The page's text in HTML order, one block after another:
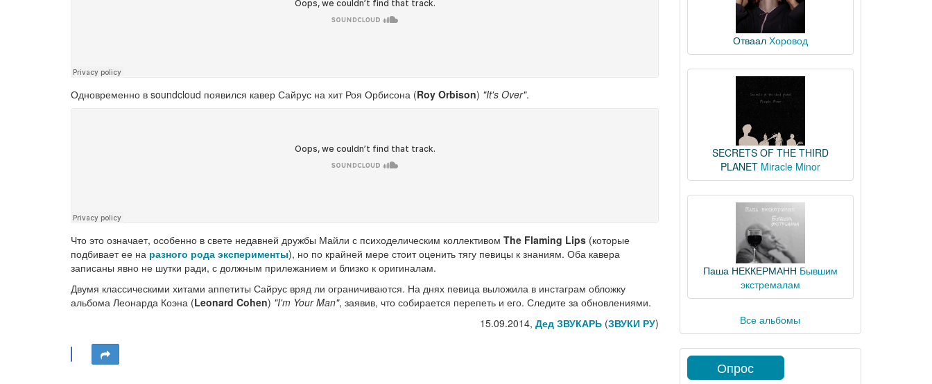
Одновременно в soundcloud появился кавер Сайрус на хит Роя Орбисона (Roy Orbison) "It's Over".
Что это означает, особенно в свете недавней дружбы Майли с психоделическим коллективом The Flaming Lips (которые
подбивает ее на разного рода эксперименты), но по крайней мере стоит оценить тягу певицы к знаниям. Оба кавера
записаны явно не шутки ради, с должным прилежанием и близко к оригиналам.
Двумя классическими хитами аппетиты Сайрус вряд ли ограничиваются. На днях певица выложила в инстаграм обложку
альбома Леонарда Коэна (Leonard Cohen) "I'm Your Man", заявив, что собирается перепеть и его. Следите за обновлениями.
15.09.2014, Дед ЗВУКАРЬ(ЗВУКИ РУ)
Отваал Хоровод
SECRETS OF THE THIRD
PLANET Miracle Minor
Паша НЕККЕРМАНН Бывшим
экстремалам
Все альбомы
Опрос